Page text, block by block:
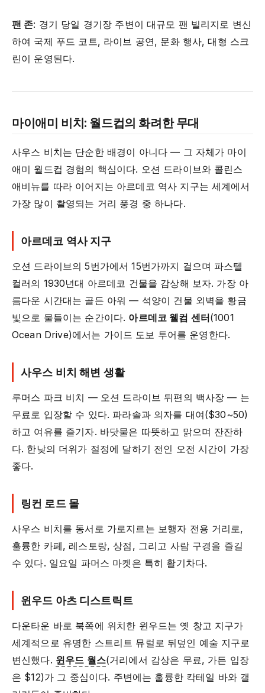
팬 존: 경기 당일 경기장 주변이 대규모 팬 빌리지로 변신
하여 국제 푸드 코트, 라이브 공연, 문화 행사, 대형 스크
린이 운영된다.
마이애미 비치: 월드컵의 화려한 무대
사우스 비치는 단순한 배경이 아니다 — 그 자체가 마이
애미 월드컵 경험의 핵심이다. 오션 드라이브와 콜린스
애비뉴를 따라 이어지는 아르데코 역사 지구는 세계에서
가장 많이 촬영되는 거리 풍경 중 하나다.
아르데코 역사 지구
오션 드라이브의 5번가에서 15번가까지 걸으며 파스텔
컬러의 1930년대 아르데코 건물을 감상해 보자. 가장 아
름다운 시간대는 골든 아워 — 석양이 건물 외벽을 황금
빛으로 물들이는 순간이다. 아르데코 웰컴 센터(1001
Ocean Drive)에서는 가이드 도보 투어를 운영한다.
사우스 비치 해변 생활
루머스 파크 비치 — 오션 드라이브 뒤편의 백사장 — 는
무료로 입장할 수 있다. 파라솔과 의자를 대여($30~50)
하고 여유를 즐기자. 바닷물은 따뜻하고 맑으며 잔잔하
다. 한낮의 더위가 절정에 달하기 전인 오전 시간이 가장
좋다.
링컨 로드 몰
사우스 비치를 동서로 가로지르는 보행자 전용 거리로,
훌륭한 카페, 레스토랑, 상점, 그리고 사람 구경을 즐길
수 있다. 일요일 파머스 마켓은 특히 활기차다.
윈우드 아츠 디스트릭트
다운타운 바로 북쪽에 위치한 윈우드는 옛 창고 지구가
세계적으로 유명한 스트리트 뮤럴로 뒤덮인 예술 지구로
변신했다. 윈우드 월스(거리에서 감상은 무료, 가든 입장
은 $12)가 그 중심이다. 주변에는 훌륭한 칵테일 바와 갤